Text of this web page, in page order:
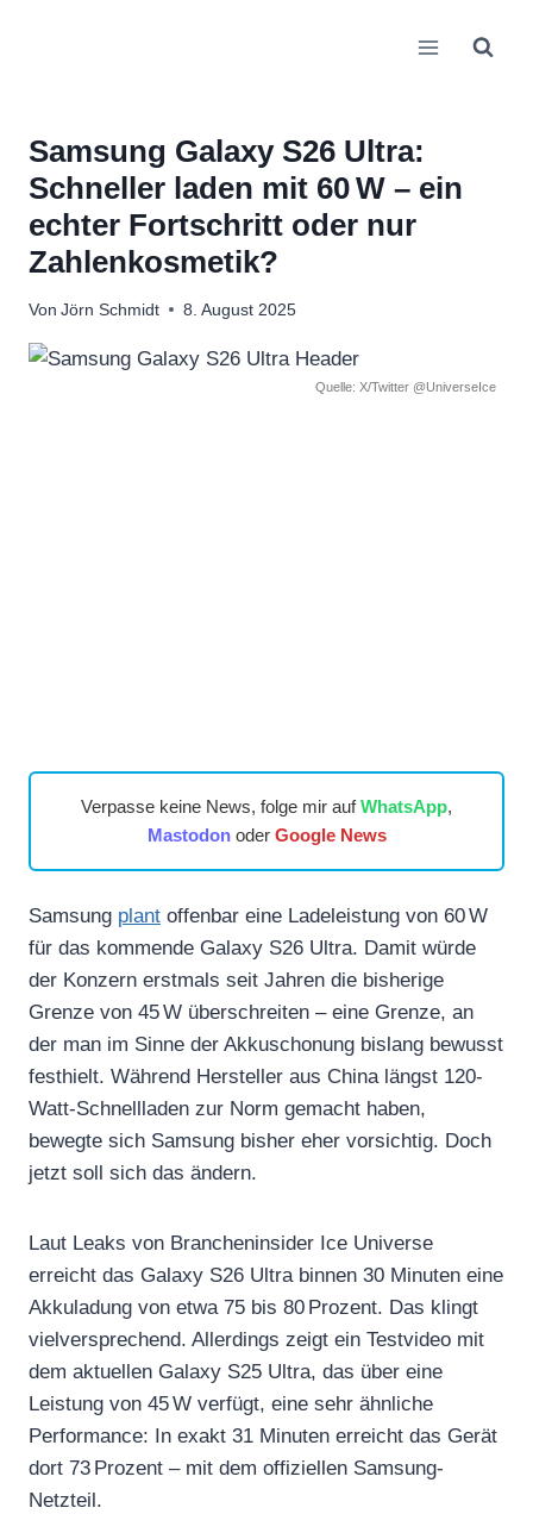
Samsung Galaxy S26 Ultra:
Schneller laden mit 60 W – ein
echter Fortschritt oder nur
Zahlenkosmetik?
Von Jörn Schmidt 8. August 2025
Quelle: X/Twitter @UniverseIce
Verpasse keine News, folge mir aufWhatsApp,
Mastodonoder Google News
Samsung plant offenbar eine Ladeleistung von 60 W
für das kommende Galaxy S26 Ultra. Damit würde
der Konzern erstmals seit Jahren die bisherige
Grenze von 45 W überschreiten – eine Grenze, an
der man im Sinne der Akkuschonung bislang bewusst
festhielt. Während Hersteller aus China längst 120-
Watt-Schnellladen zur Norm gemacht haben,
bewegte sich Samsung bisher eher vorsichtig. Doch
jetzt soll sich das ändern.
Laut Leaks von Brancheninsider Ice Universe
erreicht das Galaxy S26 Ultra binnen 30 Minuten eine
Akkuladung von etwa 75 bis 80 Prozent. Das klingt
vielversprechend. Allerdings zeigt ein Testvideo mit
dem aktuellen Galaxy S25 Ultra, das über eine
Leistung von 45 W verfügt, eine sehr ähnliche
Performance: In exakt 31 Minuten erreicht das Gerät
dort 73 Prozent – mit dem offiziellen Samsung-
Netzteil.